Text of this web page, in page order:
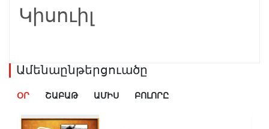
Կիսուիլ
Ամենաընթերցուածը
ՕՐ ՇԱԲԱԹ ԱՄԻՍ ԲՈԼՈՐԸ